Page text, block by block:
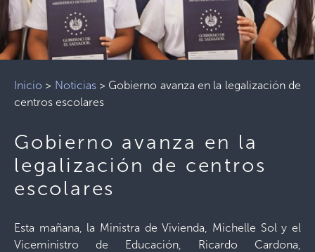
Inicio > Noticias> Gobierno avanza en la legalización de
centros escolares
Gobierno avanza en la
legalización de centros
escolares
Esta mañana, la Ministra de Vivienda, Michelle Sol y el
Viceministro de Educación, Ricardo Cardona,